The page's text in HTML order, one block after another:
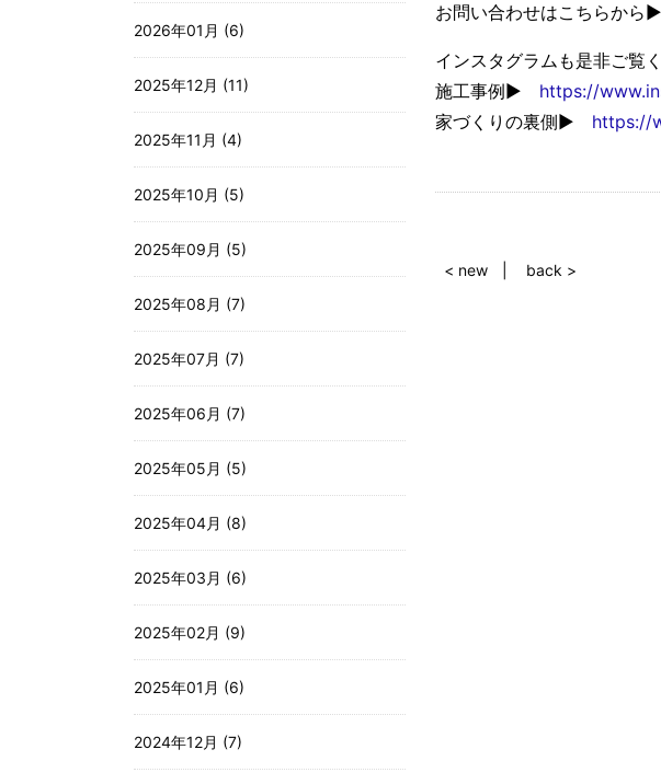
お問い合わせはこちらか
インスタグラムも是非ご覧く
施工事例▶ https://
家づくりの裏側▶ https://
< new back >
2026年01月 (6)
2025年12月 (11)
2025年11月 (4)
2025年10月 (5)
2025年09月 (5)
2025年08月 (7)
2025年07月 (7)
2025年06月 (7)
2025年05月 (5)
2025年04月 (8)
2025年03月 (6)
2025年02月 (9)
2025年01月 (6)
2024年12月 (7)